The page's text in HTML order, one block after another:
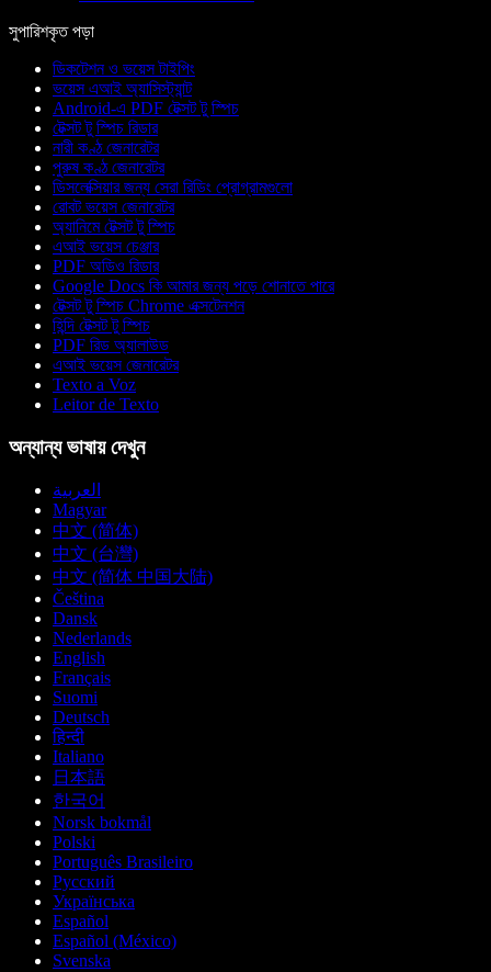
সুপারিশকৃত পড়া
ডিকটেশন ও ভয়েস টাইপিং
ভয়েস এআই অ্যাসিস্ট্যান্ট
Android-এ PDF টেক্সট টু স্পিচ
টেক্সট টু স্পিচ রিডার
নারী কণ্ঠ জেনারেটর
পুরুষ কণ্ঠ জেনারেটর
ডিসলেক্সিয়ার জন্য সেরা রিডিং প্রোগ্রামগুলো
রোবট ভয়েস জেনারেটর
অ্যানিমে টেক্সট টু স্পিচ
এআই ভয়েস চেঞ্জার
PDF অডিও রিডার
Google Docs কি আমার জন্য পড়ে শোনাতে পারে
টেক্সট টু স্পিচ Chrome এক্সটেনশন
হিন্দি টেক্সট টু স্পিচ
PDF রিড অ্যালাউড
এআই ভয়েস জেনারেটর
Texto a Voz
Leitor de Texto
অন্যান্য ভাষায় দেখুন
العربية
Magyar
中文 (简体)
中文 (台灣)
中文 (简体 中国大陆)
Čeština
Dansk
Nederlands
English
Français
Suomi
Deutsch
हिन्दी
Italiano
日本語
한국어
Norsk bokmål
Polski
Português Brasileiro
Русский
Українська
Español
Español (México)
Svenska